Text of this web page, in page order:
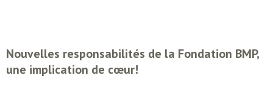
Nouvelles responsabilités de la Fondation BMP,
une implication de cœur!